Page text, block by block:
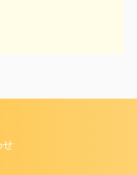
せ